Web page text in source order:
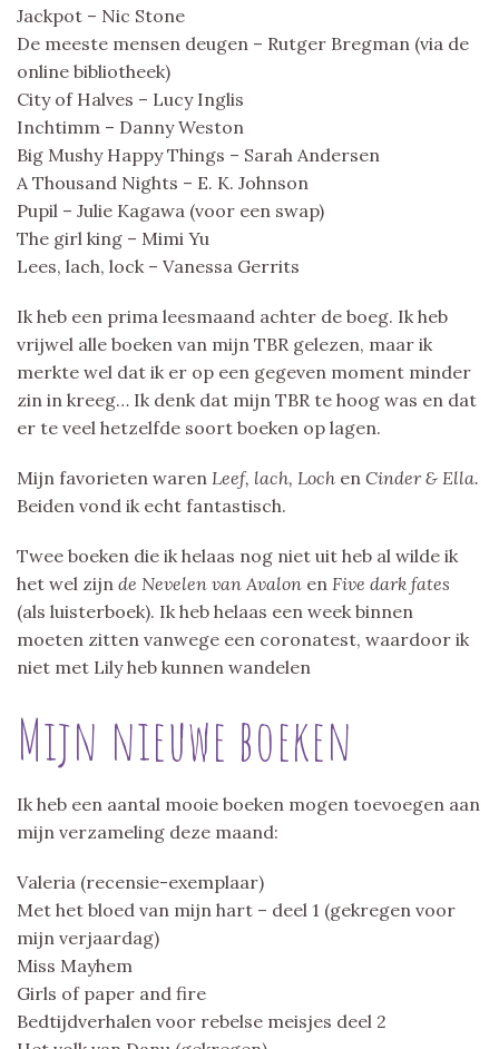
Jackpot – Nic Stone
De meeste mensen deugen – Rutger Bregman (via de
online bibliotheek)
City of Halves – Lucy Inglis
Inchtimm – Danny Weston
Big Mushy Happy Things – Sarah Andersen
A Thousand Nights – E. K. Johnson
Pupil – Julie Kagawa (voor een swap)
The girl king – Mimi Yu
Lees, lach, lock – Vanessa Gerrits
Ik heb een prima leesmaand achter de boeg. Ik heb
vrijwel alle boeken van mijn TBR gelezen, maar ik
merkte wel dat ik er op een gegeven moment minder
zin in kreeg… Ik denk dat mijn TBR te hoog was en dat
er te veel hetzelfde soort boeken op lagen.
Mijn favorieten waren Leef, lach, Loch en Cinder & Ella.
Beiden vond ik echt fantastisch.
Twee boeken die ik helaas nog niet uit heb al wilde ik
het wel zijn de Nevelen van Avalon en Five dark fates
(als luisterboek). Ik heb helaas een week binnen
moeten zitten vanwege een coronatest, waardoor ik
niet met Lily heb kunnen wandelen
Mijn nieuwe boeken
Ik heb een aantal mooie boeken mogen toevoegen aan
mijn verzameling deze maand:
Valeria (recensie-exemplaar)
Met het bloed van mijn hart – deel 1 (gekregen voor
mijn verjaardag)
Miss Mayhem
Girls of paper and fire
Bedtijdverhalen voor rebelse meisjes deel 2